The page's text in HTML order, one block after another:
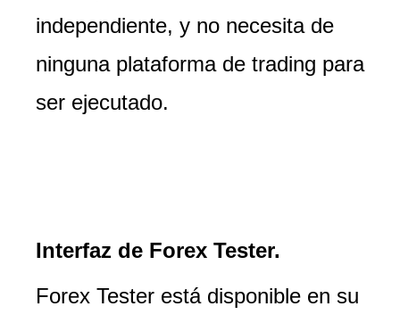
independiente, y no necesita de
ninguna plataforma de trading para
ser ejecutado.
Interfaz de Forex Tester.
Forex Tester está disponible en su